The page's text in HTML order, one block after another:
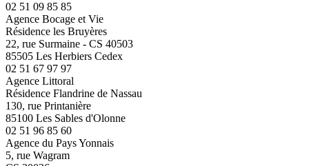
02 51 09 85 85
Agence Bocage et Vie
Résidence les Bruyères
22, rue Surmaine - CS 40503
85505 Les Herbiers Cedex
02 51 67 97 97
Agence Littoral
Résidence Flandrine de Nassau
130, rue Printanière
85100 Les Sables d'Olonne
02 51 96 85 60
Agence du Pays Yonnais
5, rue Wagram